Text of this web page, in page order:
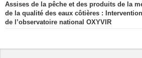
Assises de la pêche et des produits de la
de la qualité des eaux côtières :
de l’observatoire national OXYVIR